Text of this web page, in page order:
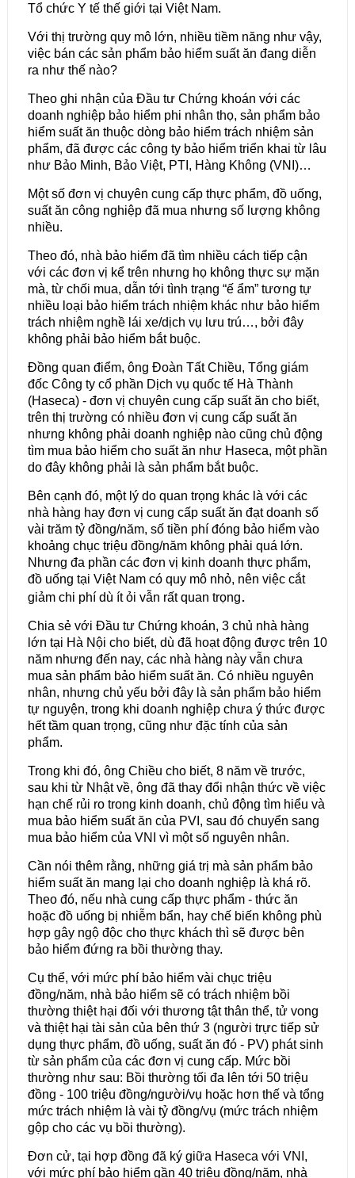
Tổ chức Y tế thế giới tại Việt Nam.
Với thị trường quy mô lớn, nhiều tiềm năng như vậy,
việc bán các sản phẩm bảo hiểm suất ăn đang diễn
ra như thế nào?
Theo ghi nhận của Đầu tư Chứng khoán với các
doanh nghiệp bảo hiểm phi nhân thọ, sản phẩm bảo
hiểm suất ăn thuộc dòng bảo hiểm trách nhiệm sản
phẩm, đã được các công ty bảo hiểm triển khai từ lâu
như Bảo Minh, Bảo Việt, PTI, Hàng Không (VNI)…
Một số đơn vị chuyên cung cấp thực phẩm, đồ uống,
suất ăn công nghiệp đã mua nhưng số lượng không
nhiều.
Theo đó, nhà bảo hiểm đã tìm nhiều cách tiếp cận
với các đơn vị kể trên nhưng họ không thực sự mặn
mà, từ chối mua, dẫn tới tình trạng “ế ẩm” tương tự
nhiều loại bảo hiểm trách nhiệm khác như bảo hiểm
trách nhiệm nghề lái xe/dịch vụ lưu trú…, bởi đây
không phải bảo hiểm bắt buộc.
Đồng quan điểm, ông Đoàn Tất Chiều, Tổng giám
đốc Công ty cổ phần Dịch vụ quốc tế Hà Thành
(Haseca) - đơn vị chuyên cung cấp suất ăn cho biết,
trên thị trường có nhiều đơn vị cung cấp suất ăn
nhưng không phải doanh nghiệp nào cũng chủ động
tìm mua bảo hiểm cho suất ăn như Haseca, một phần
do đây không phải là sản phẩm bắt buộc.
Bên cạnh đó, một lý do quan trọng khác là với các
nhà hàng hay đơn vị cung cấp suất ăn đạt doanh số
vài trăm tỷ đồng/năm, số tiền phí đóng bảo hiểm vào
khoảng chục triệu đồng/năm không phải quá lớn.
Nhưng đa phần các đơn vị kinh doanh thực phẩm,
đồ uống tại Việt Nam có quy mô nhỏ, nên việc cắt
giảm chi phí dù ít ỏi vẫn rất quan trọng.
Chia sẻ với Đầu tư Chứng khoán, 3 chủ nhà hàng
lớn tại Hà Nội cho biết, dù đã hoạt động được trên 10
năm nhưng đến nay, các nhà hàng này vẫn chưa
mua sản phẩm bảo hiểm suất ăn. Có nhiều nguyên
nhân, nhưng chủ yếu bởi đây là sản phẩm bảo hiểm
tự nguyện, trong khi doanh nghiệp chưa ý thức được
hết tầm quan trọng, cũng như đặc tính của sản
phẩm.
Trong khi đó, ông Chiều cho biết, 8 năm về trước,
sau khi từ Nhật về, ông đã thay đổi nhận thức về việc
hạn chế rủi ro trong kinh doanh, chủ động tìm hiểu và
mua bảo hiểm suất ăn của PVI, sau đó chuyển sang
mua bảo hiểm của VNI vì một số nguyên nhân.
Cần nói thêm rằng, những giá trị mà sản phẩm bảo
hiểm suất ăn mang lại cho doanh nghiệp là khá rõ.
Theo đó, nếu nhà cung cấp thực phẩm - thức ăn
hoặc đồ uống bị nhiễm bẩn, hay chế biến không phù
hợp gây ngộ độc cho thực khách thì sẽ được bên
bảo hiểm đứng ra bồi thường thay.
Cụ thể, với mức phí bảo hiểm vài chục triệu
đồng/năm, nhà bảo hiểm sẽ có trách nhiệm bồi
thường thiệt hại đối với thương tật thân thể, tử vong
và thiệt hại tài sản của bên thứ 3 (người trực tiếp sử
dụng thực phẩm, đồ uống, suất ăn đó - PV) phát sinh
từ sản phẩm của các đơn vị cung cấp. Mức bồi
thường như sau: Bồi thường tối đa lên tới 50 triệu
đồng - 100 triệu đồng/người/vụ hoặc hơn thế và tổng
mức trách nhiệm là vài tỷ đồng/vụ (mức trách nhiệm
gộp cho các vụ bồi thường).
Đơn cử, tại hợp đồng đã ký giữa Haseca với VNI,
với mức phí bảo hiểm gần 40 triệu đồng/năm, nhà